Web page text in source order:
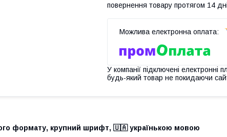
повернення товару протягом 14
У компанії підключені електронні
будь-який товар не покидаючи
формату, крупний шрифт, 🇺🇦 українькою мовою